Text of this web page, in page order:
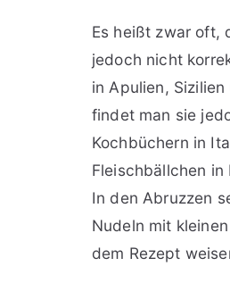
Es heißt zwar oft,
jedoch nicht
in Apulien,
findet man sie
Kochbüchern in
Fleischbällchen
In den Abruzzen
Nudeln mit
dem Rezept